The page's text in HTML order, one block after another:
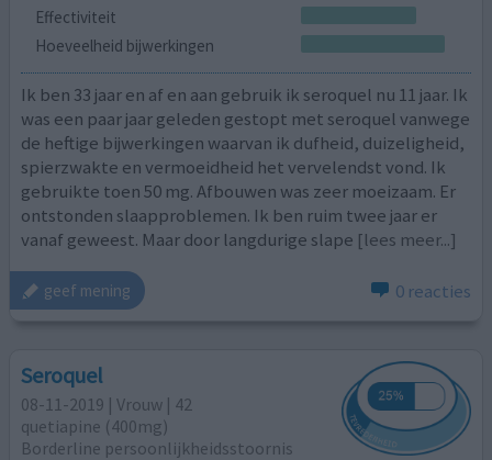
Effectiviteit
Hoeveelheid bijwerkingen
Ik ben 33 jaar en af en aan gebruik ik seroquel nu 11 jaar. Ik
was een paar jaar geleden gestopt met seroquel vanwege
de heftige bijwerkingen waarvan ik dufheid, duizeligheid,
spierzwakte en vermoeidheid het vervelendst vond. Ik
gebruikte toen 50 mg. Afbouwen was zeer moeizaam. Er
ontstonden slaapproblemen. Ik ben ruim twee jaar er
vanaf geweest. Maar door langdurige slape [lees meer...]
geef mening 0 reacties
Seroquel
08-11-2019 | Vrouw | 42
quetiapine (400mg)
Borderline persoonlijkheidsstoornis